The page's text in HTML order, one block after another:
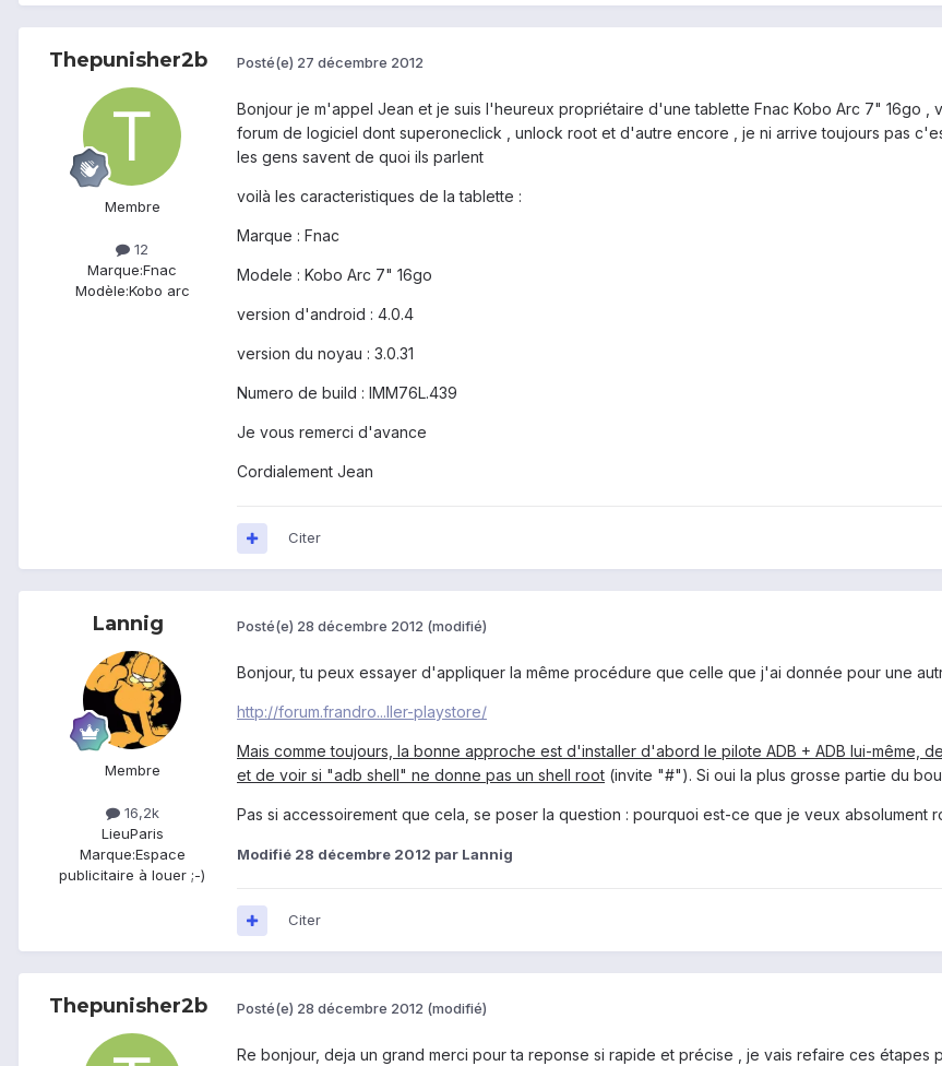
Thepunisher2b
Membre
12
Marque:Fnac
Modèle:Kobo arc
Posté(e) 27 décembre 2012
Bonjour je m'appel Jean et je suis l'heureux propriétaire d'une tablette Fnac Kobo Arc 7" 16go ,
forum de logiciel dont superoneclick , unlock root et d'autre encore , je ni arrive toujours pas
les gens savent de quoi ils parlent
voilà les caracteristiques de la tablette :
Marque : Fnac
Modele : Kobo Arc 7" 16go
version d'android : 4.0.4
version du noyau : 3.0.31
Numero de build : IMM76L.439
Je vous remerci d'avance
Cordialement Jean
Citer
Lannig
Membre
16,2k
LieuParis
Marque:Espace
publicitaire à louer ;-)
Posté(e) 28 décembre 2012 (modifié)
Bonjour, tu peux essayer d'appliquer la même procédure que celle que j'ai donnée pour une
http://forum.frandro...ller-playstore/
Mais comme toujours, la bonne approche est d'installer d'abord le pilote ADB + ADB lui-même,
et de voir si "adb shell" ne donne pas un shell root (invite "#"). Si oui la plus grosse partie du
Pas si accessoirement que cela, se poser la question : pourquoi est-ce que je veux absolument
Modifié 28 décembre 2012 par Lannig
Citer
Thepunisher2b Posté(e) 28 décembre 2012 (modifié)
Re bonjour, deja un grand merci pour ta reponse si rapide et précise , je vais refaire ces